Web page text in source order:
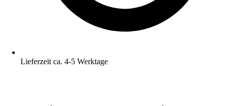
Lieferzeit ca. 4-5 Werktage